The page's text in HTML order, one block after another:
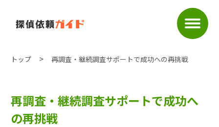
トップ 再調査・継続調査サポートで成功への再挑戦
再調査・継続調査サポートで成功へ
の再挑戦